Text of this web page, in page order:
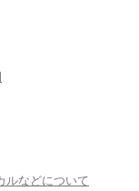
ルなどについて